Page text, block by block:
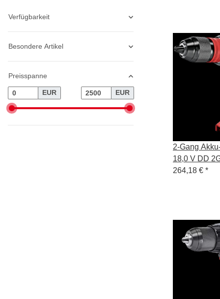
2-Gang
18,0 V
264,18 € *
Verfügbarkeit
Besondere Artikel
Preisspanne
EUR EUR